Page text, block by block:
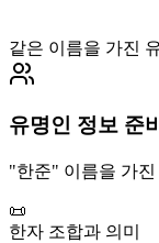
같은 이름을 가진
유명인 정보 준
"한준" 이름을 가
📜
한자 조합과 의미